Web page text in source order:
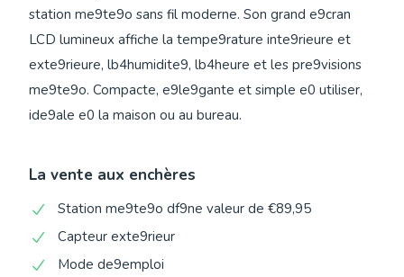
station me9te9o sans fil moderne. Son grand e9cran
LCD lumineux affiche la tempe9rature inte9rieure et
exte9rieure, lb4humidite9, lb4heure et les pre9visions
me9te9o. Compacte, e9le9gante et simple e0 utiliser,
ide9ale e0 la maison ou au bureau.
La vente aux enchères
Station me9te9o df9ne valeur de €89,95
Capteur exte9rieur
Mode de9emploi